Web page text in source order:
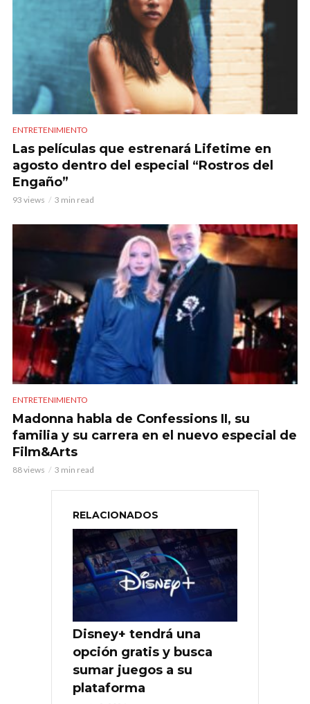
ENTRETENIMIENTO
Las películas que estrenará Lifetime en
agosto dentro del especial “Rostros del
Engaño”
93 views 3 min read
ENTRETENIMIENTO
Madonna habla de Confessions II, su
familia y su carrera en el nuevo especial de
Film&Arts
88 views 3 min read
RELACIONADOS
Disney+ tendrá una
opción gratis y busca
sumar juegos a su
plataforma